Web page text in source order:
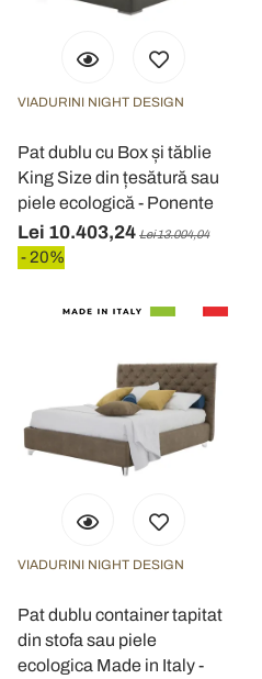
VIADURINI NIGHT DESIGN
Pat dublu cu Box și tăblie
King Size din țesătură sau
piele ecologică - Ponente
Lei 10.403,24 Lei 13.004,04
- 20%
VIADURINI NIGHT DESIGN
Pat dublu container tapitat
din stofa sau piele
ecologica Made in Italy -